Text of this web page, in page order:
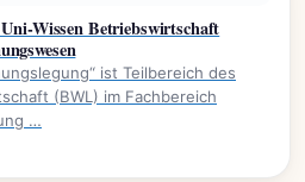
Wissen Betriebswirtschaft
ist Teilbereich des
(BWL) im Fachbereich
…